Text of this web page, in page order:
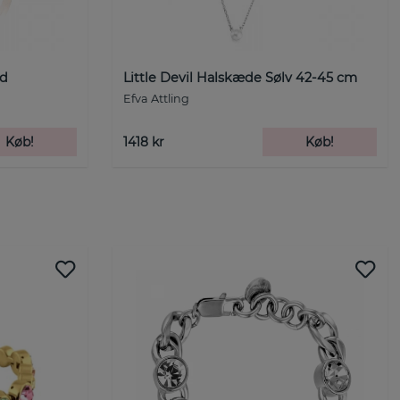
Køb!
Little Devil Halskæde Sølv 42-45 cm
Efva Attling
1418 kr Køb!